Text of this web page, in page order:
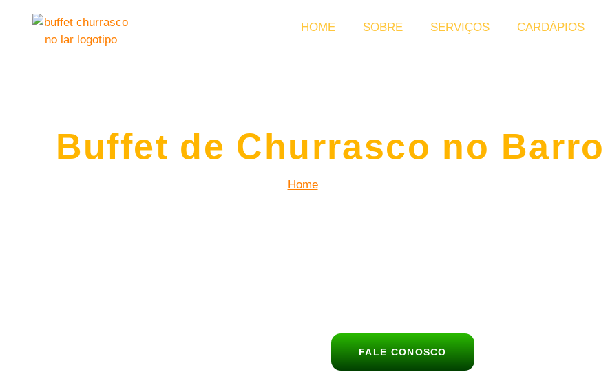
HOME SOBRE SERVIÇOS CARDÁPIOS
Buffet de Churrasco no
Home|
FALE CONOSCO